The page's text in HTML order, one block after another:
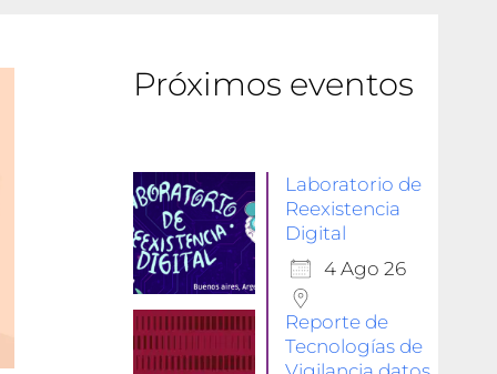
Próximos eventos
Laboratorio de
Reexistencia
Digital
4 Ago 26
Reporte de
Tecnologías de